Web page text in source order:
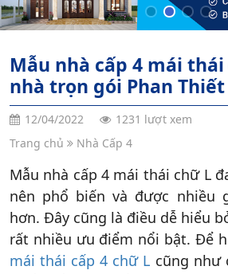
Mẫu nhà cấp 4 mái thái
nhà trọn gói Phan Thiết
12/04/2022
1231 lượt xem
Trang chủ
Nhà Cấp 4
Mẫu nhà cấp 4 mái thái chữ L
nên phổ biến và được nhiều
hơn. Đây cũng là điều dễ hiểu
rất nhiều ưu điểm nổi bật. Để
mái thái cấp 4 chữ L cũng như